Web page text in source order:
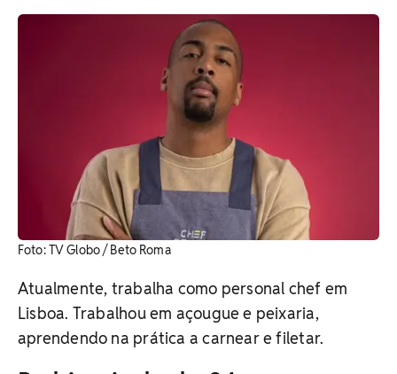
Foto: TV Globo / Beto Roma
Atualmente, trabalha como personal chef em
Lisboa. Trabalhou em açougue e peixaria,
aprendendo na prática a carnear e filetar.